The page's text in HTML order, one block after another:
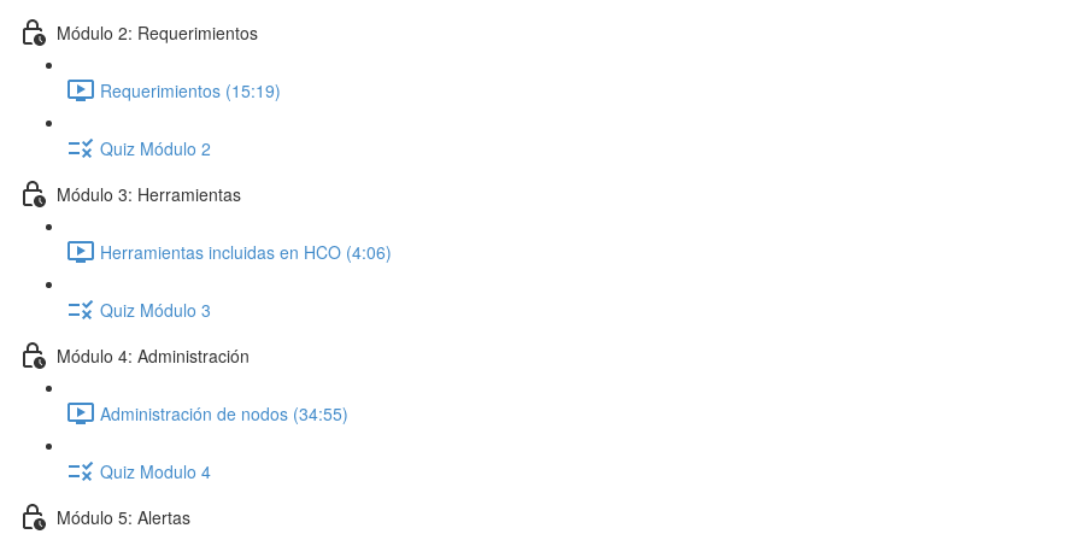
Módulo 2: Requerimientos
Requerimientos (15:19)
Quiz Módulo 2
Módulo 3: Herramientas
Herramientas incluidas en HCO (4:06)
Quiz Módulo 3
Módulo 4: Administración
Administración de nodos (34:55)
Quiz Modulo 4
Módulo 5: Alertas